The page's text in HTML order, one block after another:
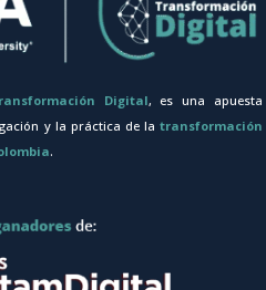
Digital, es una apuesta
y la práctica de latransformación
.